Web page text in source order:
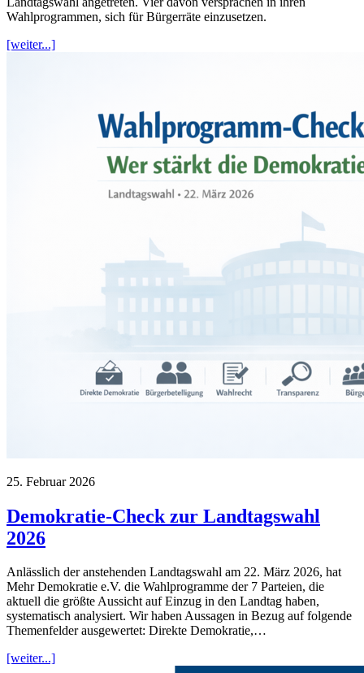
Wahlprogrammen, sich für Bürgerräte einzusetzen.
[weiter...]
25. Februar 2026
Demokratie-Check zur Landtagswahl
2026
Anlässlich der anstehenden Landtagswahl am 22. März 2026, hat
Mehr Demokratie e.V. die Wahlprogramme der 7 Parteien, die
aktuell die größte Aussicht auf Einzug in den Landtag haben,
systematisch analysiert. Wir haben Aussagen in Bezug auf folgende
Themenfelder ausgewertet: Direkte Demokratie,…
[weiter...]